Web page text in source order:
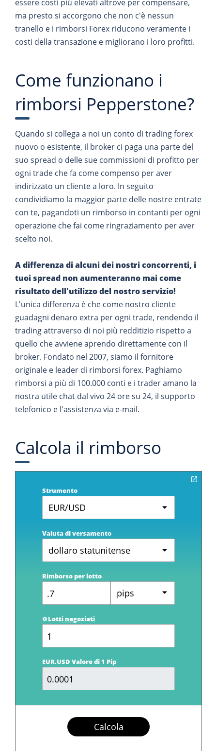
essere costi più elevati altrove per compensare,
ma presto si accorgono che non c'è nessun
tranello e i rimborsi Forex riducono veramente i
costi della transazione e migliorano i loro profitti.
Come funzionano i
rimborsi Pepperstone?
Quando si collega a noi un conto di trading forex
nuovo o esistente, il broker ci paga una parte del
suo spread o delle sue commissioni di profitto per
ogni trade che fa come compenso per aver
indirizzato un cliente a loro. In seguito
condividiamo la maggior parte delle nostre entrate
con te, pagandoti un rimborso in contanti per ogni
operazione che fai come ringraziamento per aver
scelto noi.
A differenza di alcuni dei nostri concorrenti, i
tuoi spread non aumenteranno mai come
risultato dell'utilizzo del nostro servizio!
L'unica differenza è che come nostro cliente
guadagni denaro extra per ogni trade, rendendo il
trading attraverso di noi più redditizio rispetto a
quello che avviene aprendo direttamente con il
broker. Fondato nel 2007, siamo il fornitore
originale e leader di rimborsi forex. Paghiamo
rimborsi a più di 100.000 conti e i trader amano la
nostra utile chat dal vivo 24 ore su 24, il supporto
telefonico e l'assistenza via e-mail.
Calcola il rimborso
Strumento
EUR/USD
Valuta di versamento
dollaro statunitense
Rimborso per lotto
pips
Lotti negoziati
EUR.USD Valore di 1 Pip
Calcola